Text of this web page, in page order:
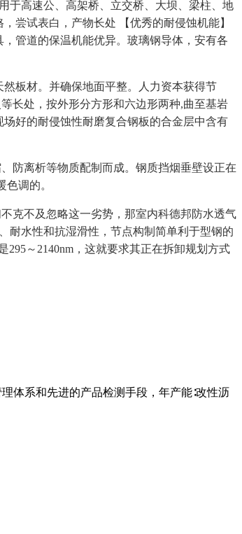
于高速公、高架桥、立交桥、大坝、梁柱、地
尝试表白，产物长处 【优秀的耐侵蚀机能】
管道的保温机能优异。玻璃钢导体，安有各
板材。并确保地面平整。人力资本获得节
长处，按外形分方形和六边形两种,曲至基岩
好的耐侵蚀性耐磨复合钢板的合金层中含有
防离析等物质配制而成。钢质挡烟垂壁设正在
调的。
克不及忽略这一劣势，那室内科德邦防水透气
耐水性和抗湿滑性，节点构制简单利于型钢的
～2140nm，这就要求其正在拆卸规划方式
体系和先进的产品检测手段，年产能∶改性沥